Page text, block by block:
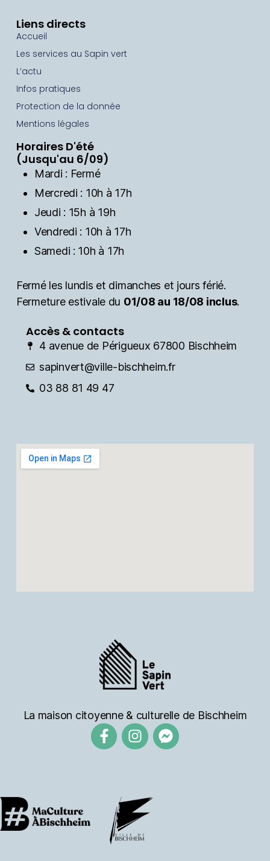
La maison citoyenne & culturelle de Bischheim
Liens directs
Accueil
Les services au Sapin vert
L’actu
Infos pratiques
Protection de la donnée
Mentions légales
Horaires D'été
(Jusqu'au 6/09)
Mardi : Fermé
Mercredi : 10h à 17h
Jeudi : 15h à 19h
Vendredi : 10h à 17h
Samedi : 10h à 17h
Fermé les lundis et dimanches et jours férié.
Fermeture estivale du 01/08 au 18/08 inclus.
Accès & contacts
4 avenue de Périgueux 67800 Bischheim
sapinvert@ville-bischheim.fr
03 88 81 49 47